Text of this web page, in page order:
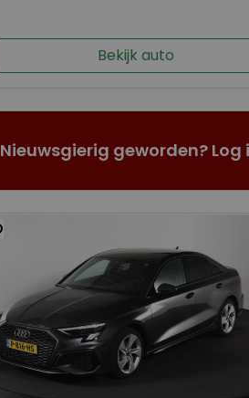
Bekijk auto
Nieuwsgierig geworden?